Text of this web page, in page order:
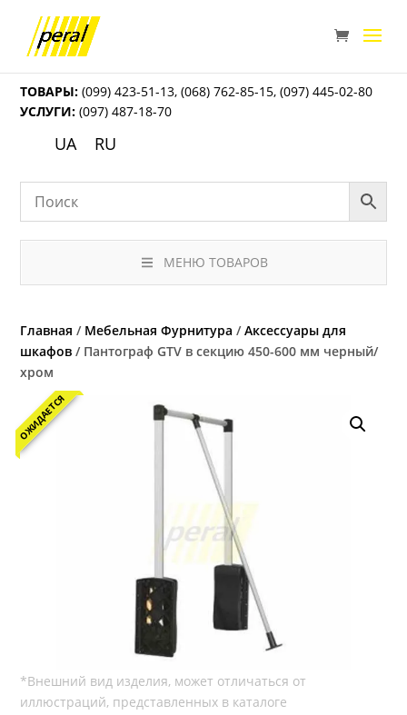
ТОВАРЫ: (099) 423-51-13,(068) 762-85-15,(097) 445-02-80
УСЛУГИ: (097) 487-18-70
UA RU
МЕНЮ ТОВАРОВ
Главная / Мебельная Фурнитура /Аксессуары для
шкафов / Пантограф GTV в секцию 450-600 мм черный/
хром
ОЖИДАЕТСЯ